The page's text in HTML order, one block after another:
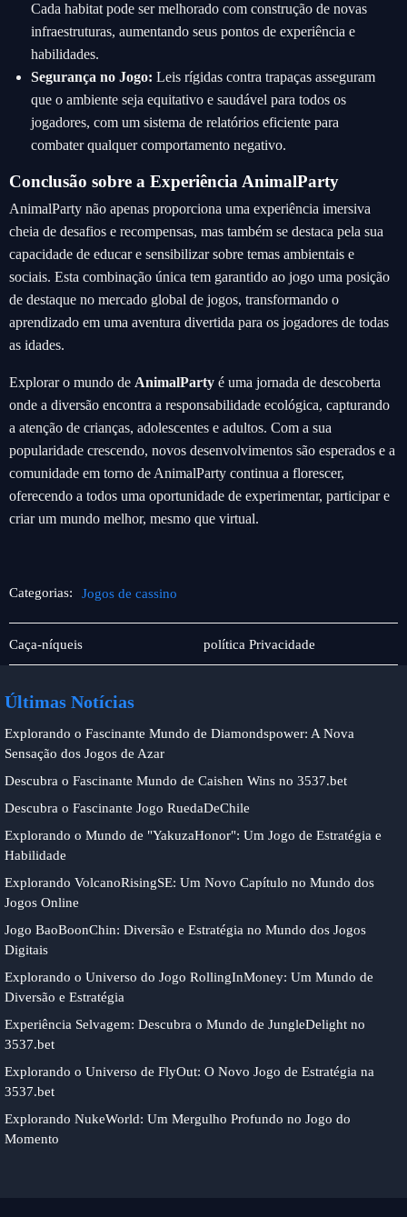
Cada habitat pode ser melhorado com construção de novas
infraestruturas, aumentando seus pontos de experiência e
habilidades.
Segurança no Jogo: Leis rígidas contra trapaças asseguram
que o ambiente seja equitativo e saudável para todos os
jogadores, com um sistema de relatórios eficiente para
combater qualquer comportamento negativo.
Conclusão sobre a Experiência AnimalParty
AnimalParty não apenas proporciona uma experiência imersiva
cheia de desafios e recompensas, mas também se destaca pela sua
capacidade de educar e sensibilizar sobre temas ambientais e
sociais. Esta combinação única tem garantido ao jogo uma posição
de destaque no mercado global de jogos, transformando o
aprendizado em uma aventura divertida para os jogadores de todas
as idades.
Explorar o mundo de AnimalParty é uma jornada de descoberta
onde a diversão encontra a responsabilidade ecológica, capturando
a atenção de crianças, adolescentes e adultos. Com a sua
popularidade crescendo, novos desenvolvimentos são esperados e a
comunidade em torno de AnimalParty continua a florescer,
oferecendo a todos uma oportunidade de experimentar, participar e
criar um mundo melhor, mesmo que virtual.
Categorias: Jogos de cassino
Rinha
de
Caça-níqueis
Jogos
de
política Privacidade
Últimas Notícias
Explorando o Fascinante Mundo de Diamondspower: A Nova
Sensação dos Jogos de Azar
Descubra o Fascinante Mundo de Caishen Wins no 3537.bet
Descubra o Fascinante Jogo RuedaDeChile
Explorando o Mundo de "YakuzaHonor": Um Jogo de Estratégia e
Habilidade
Explorando VolcanoRisingSE: Um Novo Capítulo no Mundo dos
Jogos Online
Jogo BaoBoonChin: Diversão e Estratégia no Mundo dos Jogos
Digitais
Explorando o Universo do Jogo RollingInMoney: Um Mundo de
Diversão e Estratégia
Experiência Selvagem: Descubra o Mundo de JungleDelight no
3537.bet
Explorando o Universo de FlyOut: O Novo Jogo de Estratégia na
3537.bet
Explorando NukeWorld: Um Mergulho Profundo no Jogo do
Momento